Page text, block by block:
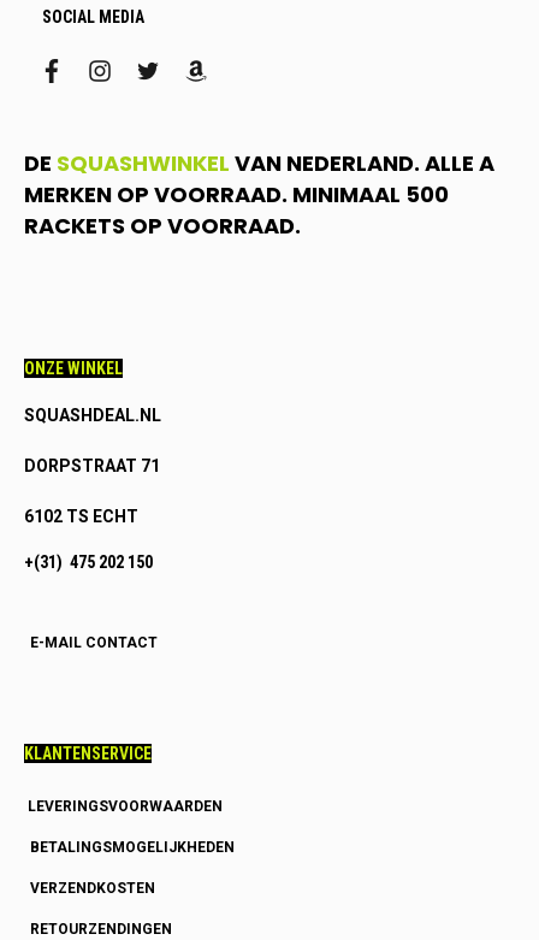
SOCIAL MEDIA
facebookinstagram
twitteramazon
DE SQUASHWINKEL VAN NEDERLAND. ALLE A
MERKEN OP VOORRAAD. MINIMAAL 500
RACKETS OP VOORRAAD.
ONZE WINKEL
SQUASHDEAL.NL
DORPSTRAAT 71
6102 TS ECHT
+(31) 475 202 150
E-MAIL CONTACT
KLANTENSERVICE
LEVERINGSVOORWAARDEN
BETALINGSMOGELIJKHEDEN
VERZENDKOSTEN
RETOURZENDINGEN